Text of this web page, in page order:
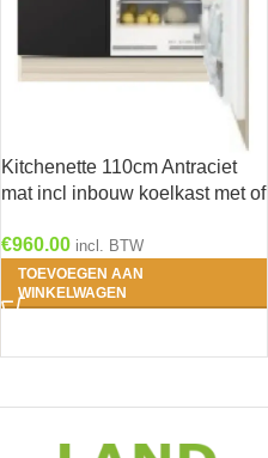
Kitchenette 110cm Antraciet
mat incl inbouw koelkast met of
€960.00 incl. BTW
TOEVOEGEN AAN
WINKELWAGEN